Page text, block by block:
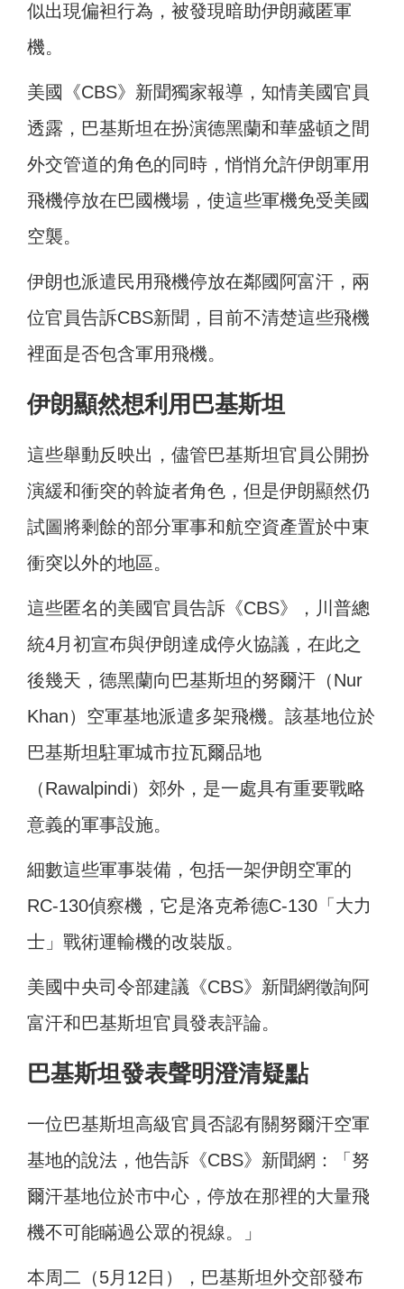
似出現偏袒行為，被發現暗助伊朗藏匿軍
機。
美國《CBS》新聞獨家報導，知情美國官員
透露，巴基斯坦在扮演德黑蘭和華盛頓之間
外交管道的角色的同時，悄悄允許伊朗軍用
飛機停放在巴國機場，使這些軍機免受美國
空襲。
伊朗也派遣民用飛機停放在鄰國阿富汗，兩
位官員告訴CBS新聞，目前不清楚這些飛機
裡面是否包含軍用飛機。
伊朗顯然想利用巴基斯坦
這些舉動反映出，儘管巴基斯坦官員公開扮
演緩和衝突的斡旋者角色，但是伊朗顯然仍
試圖將剩餘的部分軍事和航空資產置於中東
衝突以外的地區。
這些匿名的美國官員告訴《CBS》，川普總
統4月初宣布與伊朗達成停火協議，在此之
後幾天，德黑蘭向巴基斯坦的努爾汗（Nur
Khan）空軍基地派遣多架飛機。該基地位於
巴基斯坦駐軍城市拉瓦爾品地
（Rawalpindi）郊外，是一處具有重要戰略
意義的軍事設施。
細數這些軍事裝備，包括一架伊朗空軍的
RC-130偵察機，它是洛克希德C-130「大力
士」戰術運輸機的改裝版。
美國中央司令部建議《CBS》新聞網徵詢阿
富汗和巴基斯坦官員發表評論。
巴基斯坦發表聲明澄清疑點
一位巴基斯坦高級官員否認有關努爾汗空軍
基地的說法，他告訴《CBS》新聞網：「努
爾汗基地位於市中心，停放在那裡的大量飛
機不可能瞞過公眾的視線。」
本周二（5月12日），巴基斯坦外交部發布